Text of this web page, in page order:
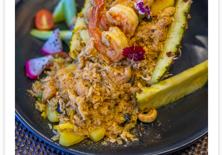
เด็ด
สำหรับ
คุณ
แม่
ที่รัก
2560
สบาย
ใจ๋…
สไตล์
นิมมาน